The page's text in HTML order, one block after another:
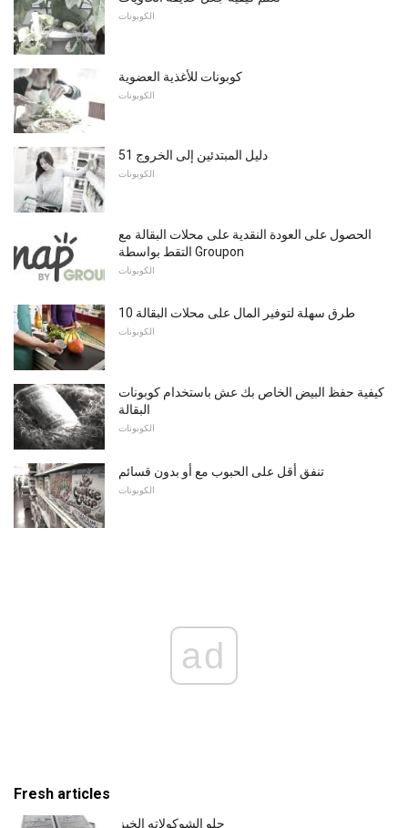
الكوبونات
كوبونات للأغذية العضوية
الكوبونات
دليل المبتدئين إلى الخروج 51
الكوبونات
الحصول على العودة النقدية على محلات البقالة مع
التقط بواسطة Groupon
الكوبونات
10 طرق سهلة لتوفير المال على محلات البقالة
الكوبونات
كيفية حفظ البيض الخاص بك عش باستخدام كوبونات
البقالة
الكوبونات
تنفق أقل على الحبوب مع أو بدون قسائم
الكوبونات
ad
Fresh articles
حلو الشوكولاته الخبز